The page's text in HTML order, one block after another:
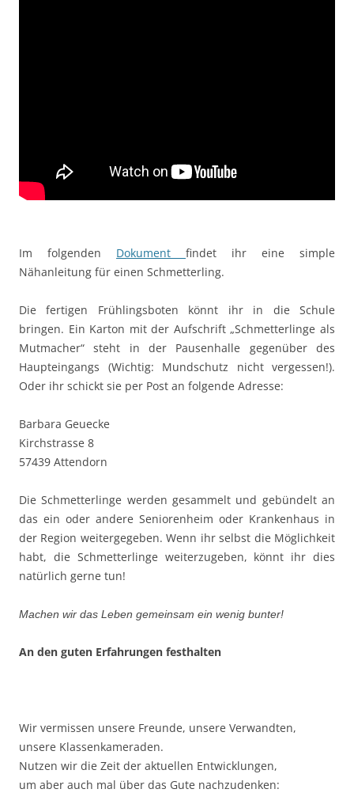
Im folgenden Dokument findet ihr eine simple
Nähanleitung für einen Schmetterling.
Die fertigen Frühlingsboten könnt ihr in die Schule
bringen. Ein Karton mit der Aufschrift „Schmetterlinge als
Mutmacher“ steht in der Pausenhalle gegenüber des
Haupteingangs (Wichtig: Mundschutz nicht vergessen!).
Oder ihr schickt sie per Post an folgende Adresse:
Barbara Geuecke
Kirchstrasse 8
57439 Attendorn
Die Schmetterlinge werden gesammelt und gebündelt an
das ein oder andere Seniorenheim oder Krankenhaus in
der Region weitergegeben. Wenn ihr selbst die Möglichkeit
habt, die Schmetterlinge weiterzugeben, könnt ihr dies
natürlich gerne tun!
Machen wir das Leben gemeinsam ein wenig bunter!
An den guten Erfahrungen festhalten
Wir vermissen unsere Freunde, unsere Verwandten,
unsere Klassenkameraden.
Nutzen wir die Zeit der aktuellen Entwicklungen,
um aber auch mal über das Gute nachzudenken: